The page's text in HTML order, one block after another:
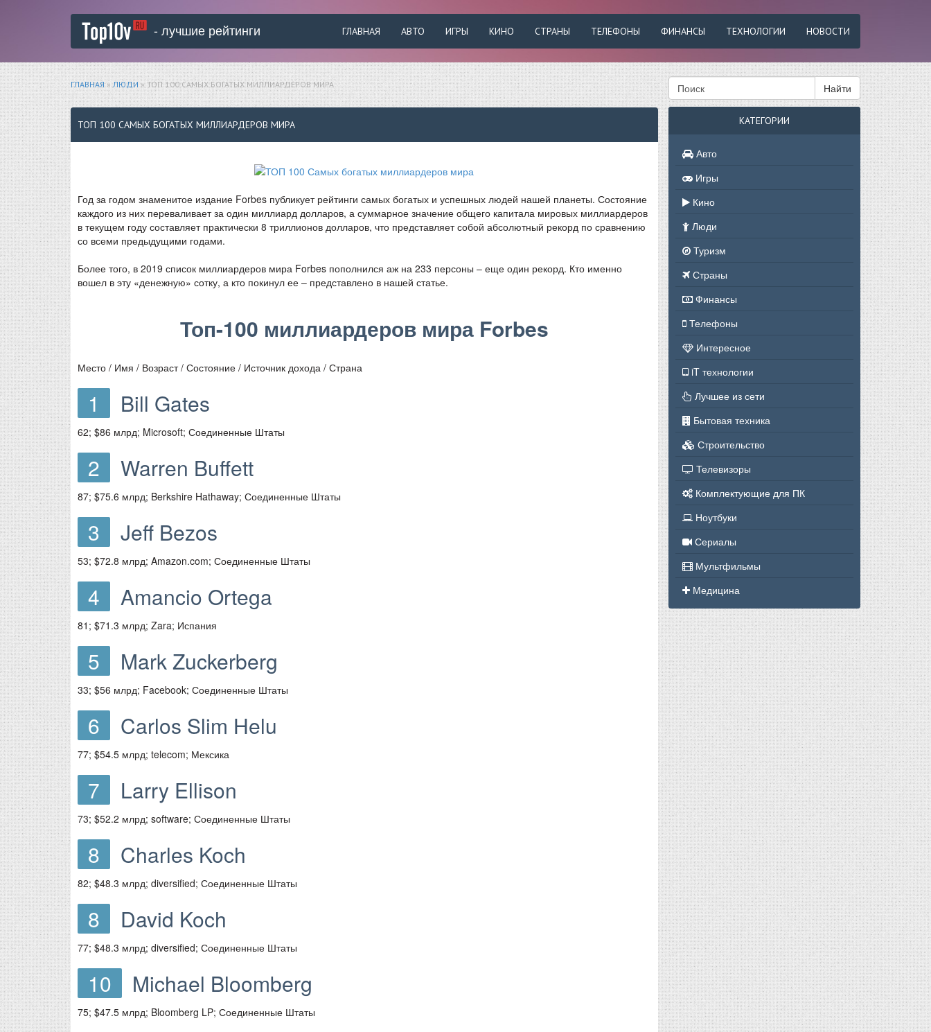
- лучшие рейтинги ГЛАВНАЯ АВТО ИГРЫ КИНО СТРАНЫ ТЕЛЕФОНЫ ФИНАНСЫ ТЕХНОЛОГИИ НОВОСТИ
ГЛАВНАЯ»ЛЮДИ » ТОП 100 САМЫХ БОГАТЫХ МИЛЛИАРДЕРОВ МИРА
ТОП 100 САМЫХ БОГАТЫХ МИЛЛИАРДЕРОВ МИРА
Год за годом знаменитое издание Forbes публикует рейтинги самых богатых и успешных людей нашей планеты. Состояние
каждого из них переваливает за один миллиард долларов, а суммарное значение общего капитала мировых миллиардеров
в текущем году составляет практически 8 триллионов долларов, что представляет собой абсолютный рекорд по сравнению
со всеми предыдущими годами.
Более того, в 2019 список миллиардеров мира Forbes пополнился аж на 233 персоны – еще один рекорд. Кто именно
вошел в эту «денежную» сотку, а кто покинул ее – представлено в нашей статье.
Топ-100 миллиардеров мира Forbes
Место / Имя / Возраст / Состояние / Источник дохода / Страна
1 Bill Gates
62; $86 млрд; Microsoft; Соединенные Штаты
2 Warren Buffett
87; $75.6 млрд; Berkshire Hathaway; Соединенные Штаты
3 Jeff Bezos
53; $72.8 млрд; Amazon.com; Соединенные Штаты
4 Amancio Ortega
81; $71.3 млрд; Zara; Испания
5 Mark Zuckerberg
33; $56 млрд; Facebook; Соединенные Штаты
6 Carlos Slim Helu
77; $54.5 млрд; telecom; Мексика
7 Larry Ellison
73; $52.2 млрд; software; Соединенные Штаты
8 Charles Koch
82; $48.3 млрд; diversified; Соединенные Штаты
8 David Koch
77; $48.3 млрд; diversified; Соединенные Штаты
10 Michael Bloomberg
75; $47.5 млрд; Bloomberg LP; Соединенные Штаты
Найти
КАТЕГОРИИ
Авто
Игры
Кино
Люди
Туризм
Страны
Финансы
Телефоны
Интересное
iT технологии
Лучшее из сети
Бытовая техника
Строительство
Телевизоры
Комплектующие для ПК
Ноутбуки
Сериалы
Мультфильмы
Медицина